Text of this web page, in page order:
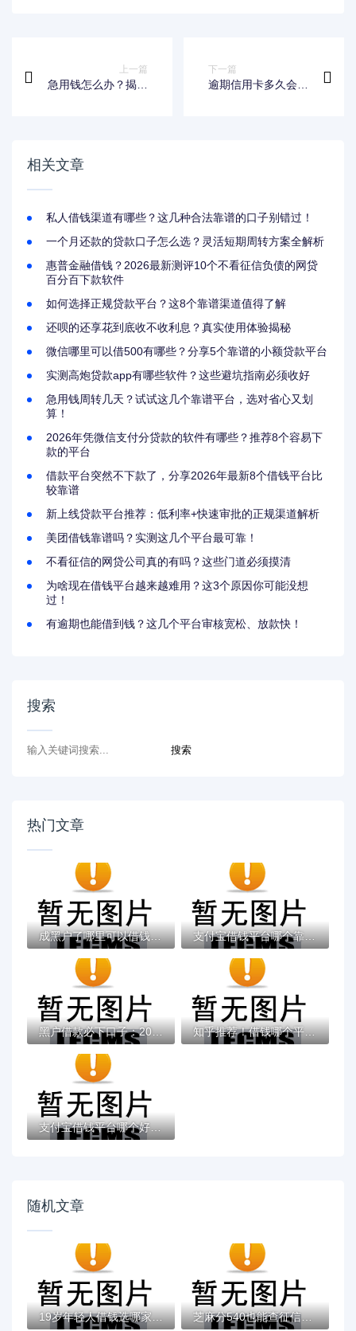
上一篇
急用钱怎么办？揭秘
下一篇
逾期信用卡多久会上
相关文章
私人借钱渠道有哪些？这几种合法靠谱的口子别错过！
一个月还款的贷款口子怎么选？灵活短期周转方案全解析
惠普金融借钱？2026最新测评10个不看征信负债的网贷
百分百下款软件
如何选择正规贷款平台？这8个靠谱渠道值得了解
还呗的还享花到底收不收利息？真实使用体验揭秘
微信哪里可以借500有哪些？分享5个靠谱的小额贷款平台
实测高炮贷款app有哪些软件？这些避坑指南必须收好
急用钱周转几天？试试这几个靠谱平台，选对省心又划
算！
2026年凭微信支付分贷款的软件有哪些？推荐8个容易下
款的平台
借款平台突然不下款了，分享2026年最新8个借钱平台比
较靠谱
新上线贷款平台推荐：低利率+快速审批的正规渠道解析
美团借钱靠谱吗？实测这几个平台最可靠！
不看征信的网贷公司真的有吗？这些门道必须摸清
为啥现在借钱平台越来越难用？这3个原因你可能没想
过！
有逾期也能借到钱？这几个平台审核宽松、放款快！
搜索
热门文章
成黑户了哪里可以借钱急用啊，2025五大专属... 支付宝借钱平台哪个靠谱？实测这5款低息灵活...
黑户借款必下口子：2025推荐5个通过率100%的... 知乎推荐！借钱哪个平台靠谱？这5个低息正规...
支付宝借钱平台哪个好？实测推荐这3个靠谱低...
随机文章
19岁年轻人借钱选哪家正规平台？安全渠道挑... 芝麻分540也能查征信？手把手教你查询个人信...